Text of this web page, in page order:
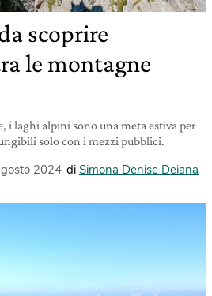
scoprire
le montagne
i laghi alpini sono una meta estiva per
solo con i mezzi pubblici.
2024 di Simona Denise Deiana